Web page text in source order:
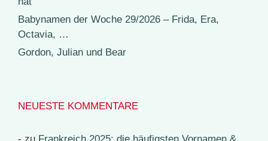
Babynamen der Woche 29/2026 – Frida, Era,
Octavia, …
Gordon, Julian und Bear
NEUESTE KOMMENTARE